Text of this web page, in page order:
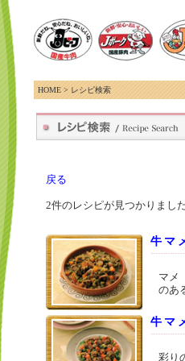
HOME> レシピ検索
戻る
2件のレシピが見つかりまし
牛マ
マメ
のあ
牛マ
彩り